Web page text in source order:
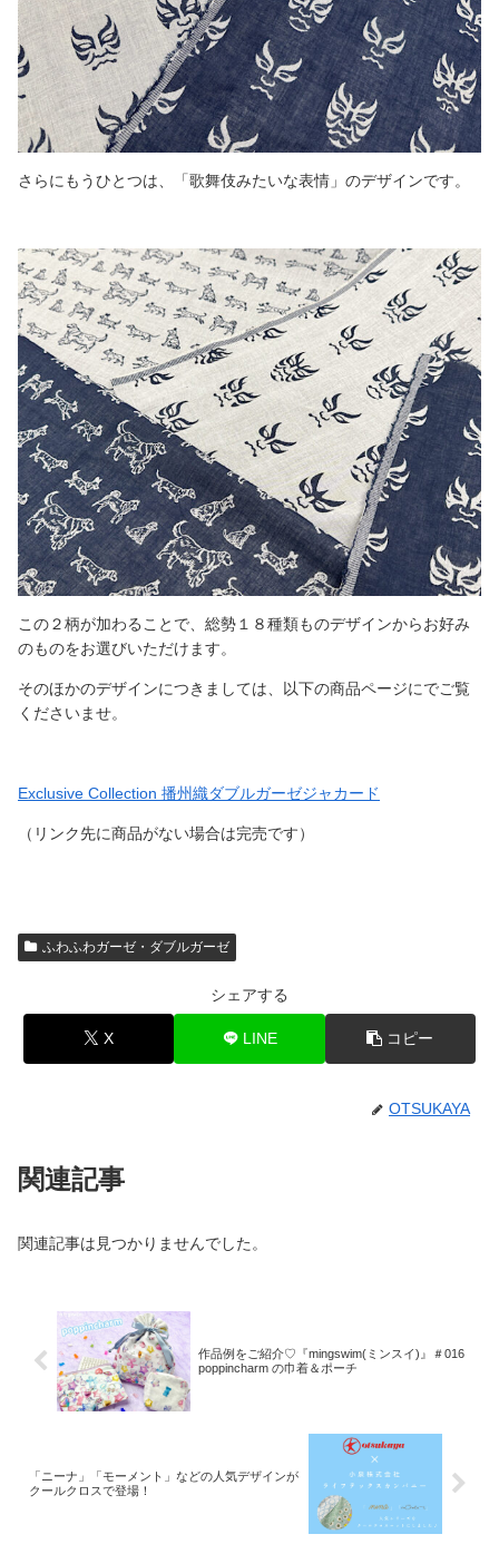
さらにもうひとつは、「歌舞伎みたいな表情」のデザインです。
この２柄が加わることで、総勢１８種類ものデザインからお好み
のものをお選びいただけます。
そのほかのデザインにつきましては、以下の商品ページにでご覧
くださいませ。
Exclusive Collection 播州織ダブルガーゼジャカード
（リンク先に商品がない場合は完売です）
ふわふわガーゼ・ダブルガーゼ
シェアする
X LINE コピー
OTSUKAYA
関連記事
関連記事は見つかりませんでした。
作品例をご紹介♡『mingswim(ミンスイ)』＃016
poppincharm の巾着＆ポーチ
「ニーナ」「モーメント」などの人気デザインが
クールクロスで登場！